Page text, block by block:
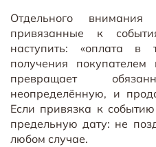
Отдельного внимания
привязанные к
наступить: «оплата
получения покупателем
превращает
неопределённую, и
Если привязка к
предельную дату: не
любом случае.